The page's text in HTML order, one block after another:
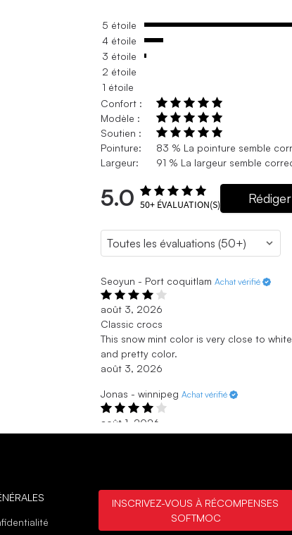
5 étoile
4 étoile
3 étoile
2 étoile
1 étoile
Confort :
Modèle :
Soutien :
Pointure:
83 % La pointure semble
Largeur:
91 % La largeur semble
5.0 50+ ÉVALUATION(S)
Seoyun - Port coquitlam Achat vérifié
août 3, 2026
Classic crocs
This snow mint color is very close to
and pretty color.
août 3, 2026
Jonas - winnipeg Achat vérifié
août 1, 2026
Good
Laury - Sorel Achat vérifié
INSCRIVEZ-VOUS À RÉCOMPENSES
SOFTMOC